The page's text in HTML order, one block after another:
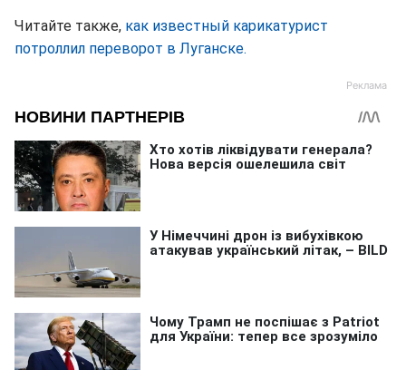
Читайте также, как известный карикатурист
потроллил переворот в Луганске.